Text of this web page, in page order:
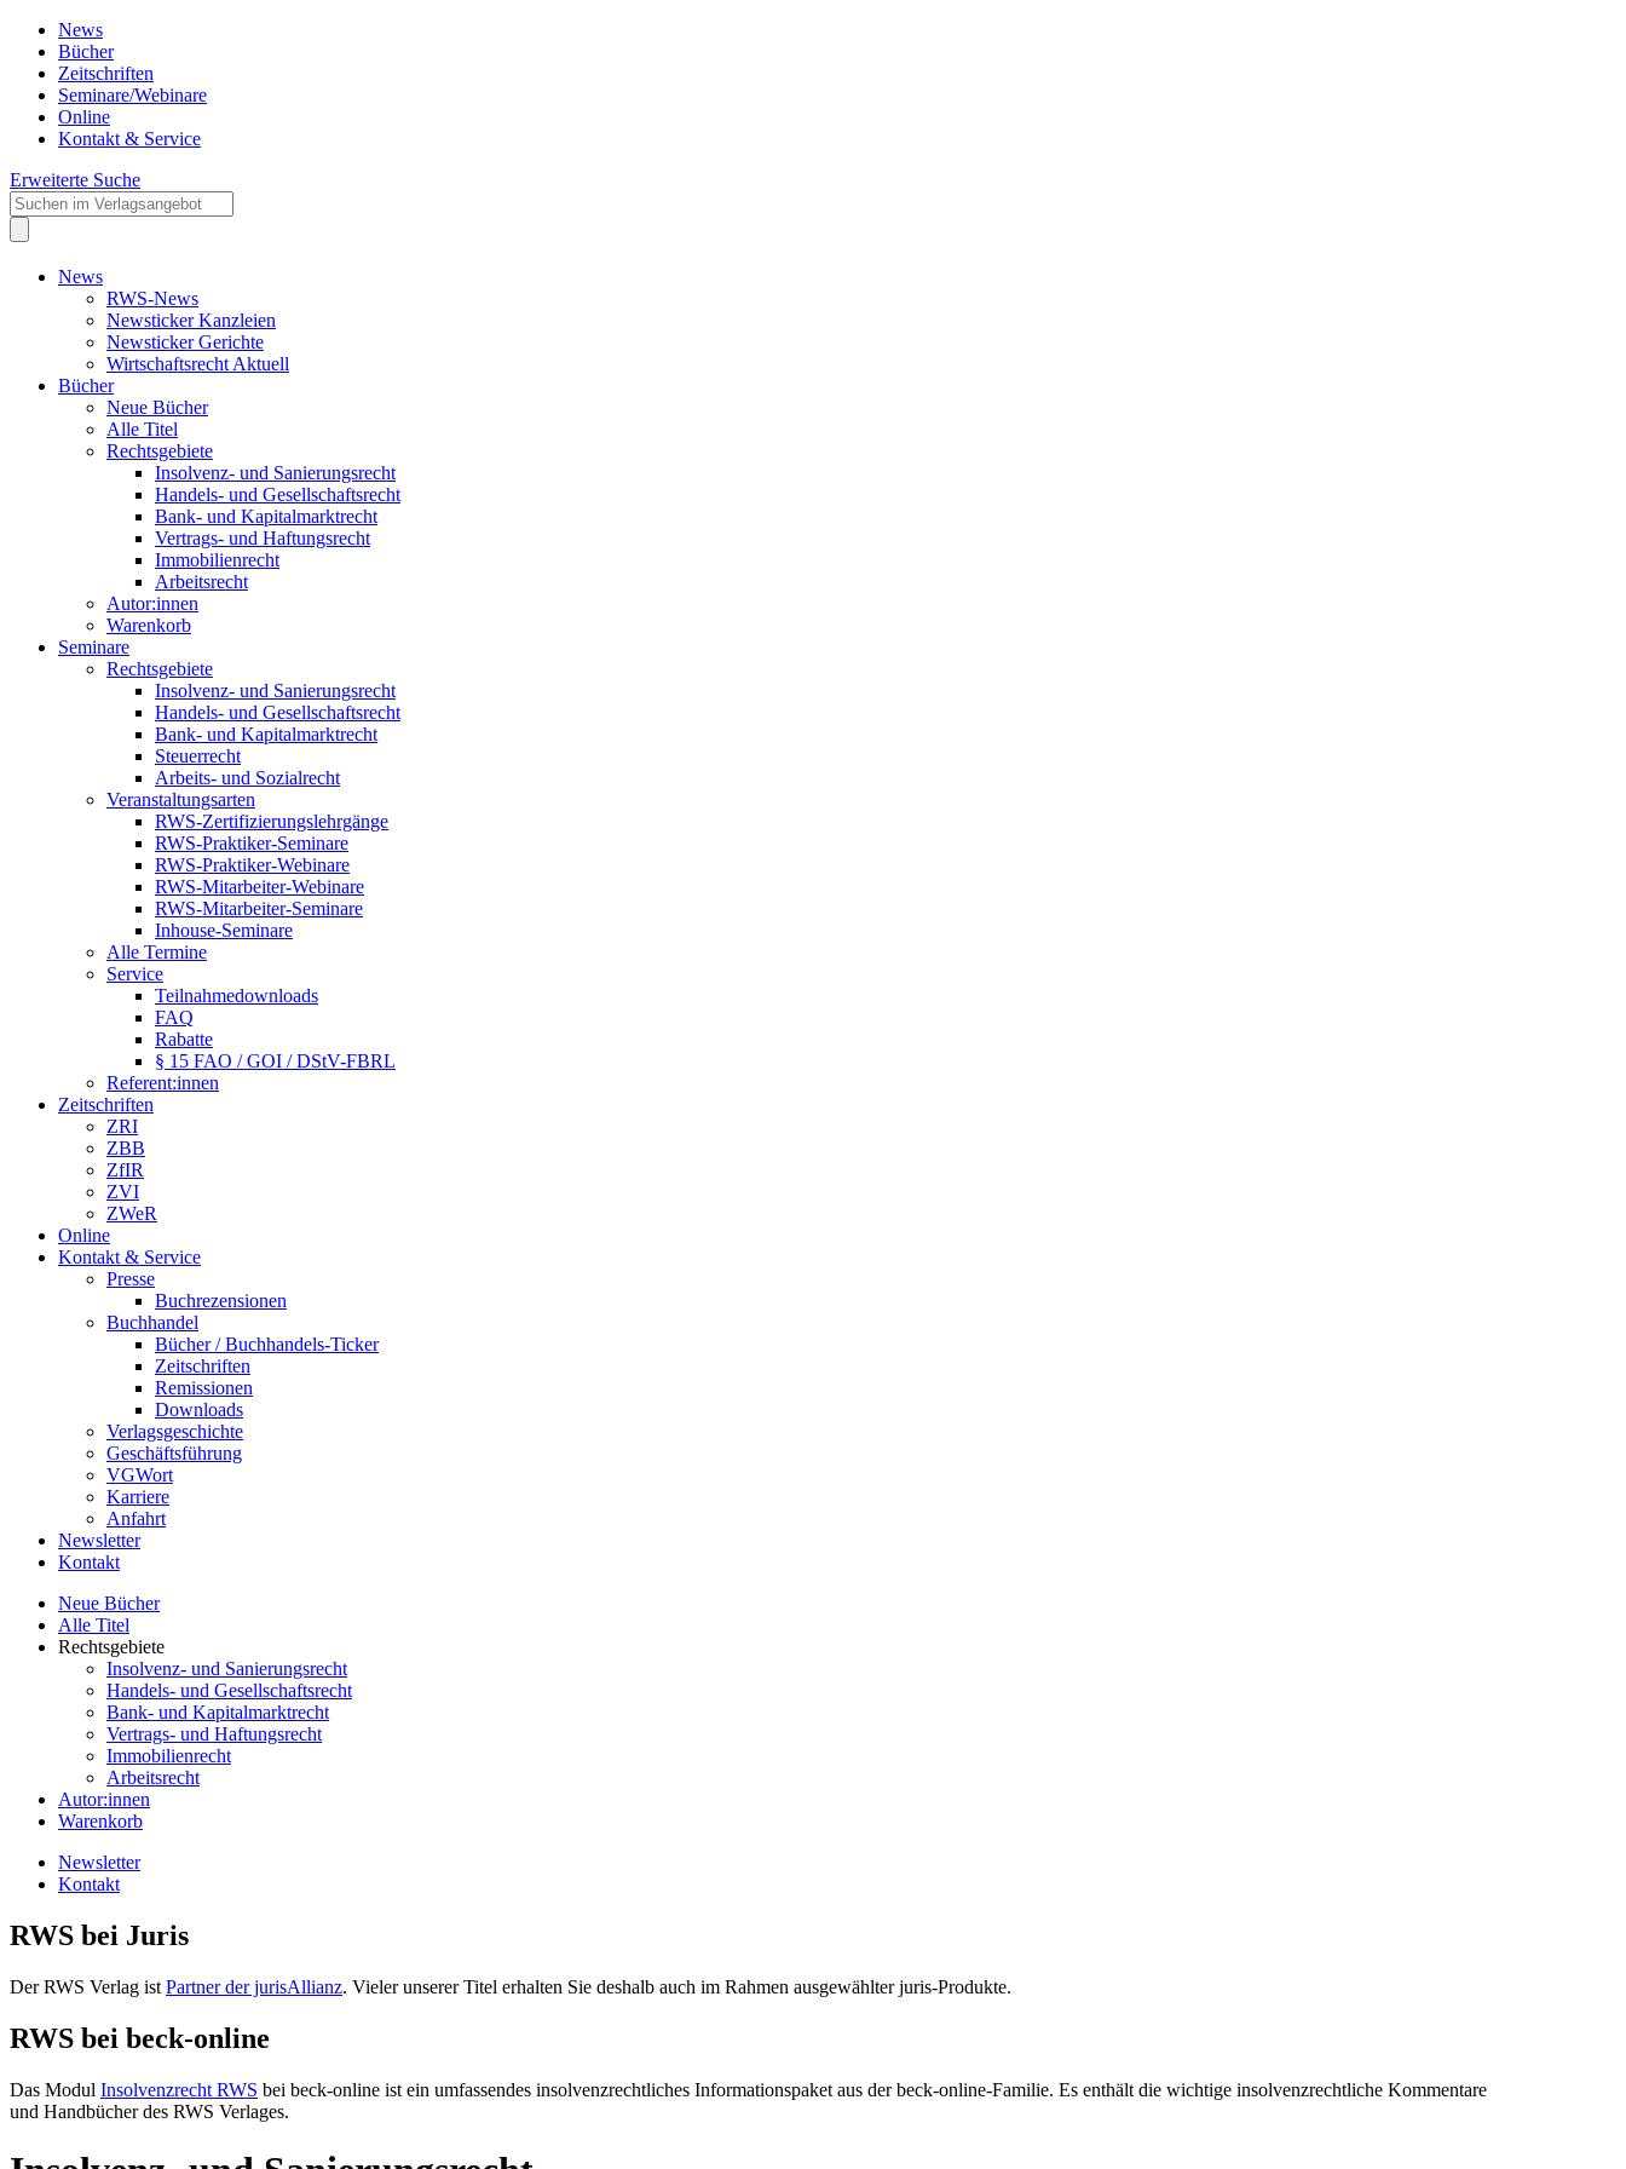
News
Bücher
Zeitschriften
Seminare/Webinare
Online
Kontakt & Service
Erweiterte Suche
News
RWS-News
Newsticker Kanzleien
Newsticker Gerichte
Wirtschaftsrecht Aktuell
Bücher
Neue Bücher
Alle Titel
Rechtsgebiete
Insolvenz- und Sanierungsrecht
Handels- und Gesellschaftsrecht
Bank- und Kapitalmarktrecht
Vertrags- und Haftungsrecht
Immobilienrecht
Arbeitsrecht
Autor:innen
Warenkorb
Seminare
Rechtsgebiete
Insolvenz- und Sanierungsrecht
Handels- und Gesellschaftsrecht
Bank- und Kapitalmarktrecht
Steuerrecht
Arbeits- und Sozialrecht
Veranstaltungsarten
RWS-Zertifizierungslehrgänge
RWS-Praktiker-Seminare
RWS-Praktiker-Webinare
RWS-Mitarbeiter-Webinare
RWS-Mitarbeiter-Seminare
Inhouse-Seminare
Alle Termine
Service
Teilnahmedownloads
FAQ
Rabatte
§ 15 FAO / GOI / DStV-FBRL
Referent:innen
Zeitschriften
ZRI
ZBB
ZfIR
ZVI
ZWeR
Online
Kontakt & Service
Presse
Buchrezensionen
Buchhandel
Bücher / Buchhandels-Ticker
Zeitschriften
Remissionen
Downloads
Verlagsgeschichte
Geschäftsführung
VGWort
Karriere
Anfahrt
Newsletter
Kontakt
Neue Bücher
Alle Titel
Rechtsgebiete
Insolvenz- und Sanierungsrecht
Handels- und Gesellschaftsrecht
Bank- und Kapitalmarktrecht
Vertrags- und Haftungsrecht
Immobilienrecht
Arbeitsrecht
Autor:innen
Warenkorb
Newsletter
Kontakt
RWS bei Juris
Der RWS Verlag ist Partner der jurisAllianz. Vieler unserer Titel erhalten Sie deshalb auch im Rahmen ausgewählter juris-Produkte.
RWS bei beck-online
Das Modul Insolvenzrecht RWS bei beck-online ist ein umfassendes insolvenzrechtliches Informationspaket aus der beck-online-Familie. Es enthält die wichtige insolvenzrechtliche Kommentare
und Handbücher des RWS Verlages.